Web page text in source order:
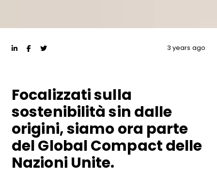
3 years ago
Focalizzati sulla
sostenibilità sin dalle
origini, siamo ora parte
del Global Compact delle
Nazioni Unite.